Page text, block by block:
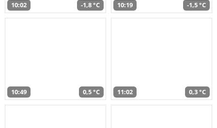
10:02 -1,8 °C 10:19 -1,5 °C
10:49 0,5 °C 11:02 0,3 °C